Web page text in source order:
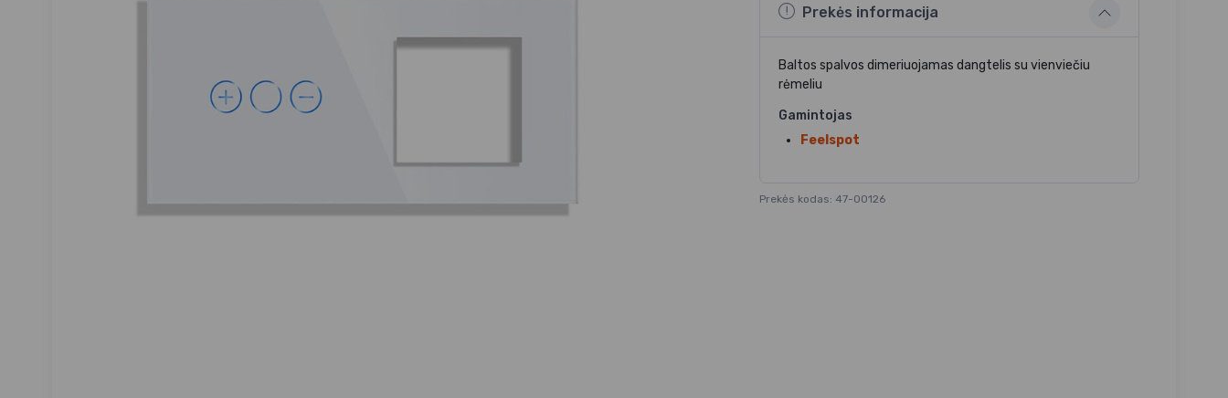
Prekės informacija
Baltos spalvos dimeriuojamas dangtelis su vienviečiu
rėmeliu
Gamintojas
Feelspot
Prekės kodas: 47-00126